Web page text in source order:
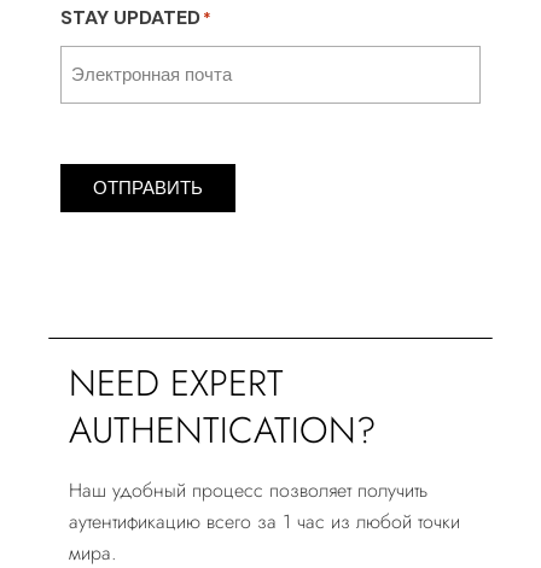
STAY UPDATED*
ОТПРАВИТЬ
NEED EXPERT
AUTHENTICATION?
Наш удобный процесс позволяет получить
аутентификацию всего за 1 час из любой точки
мира.